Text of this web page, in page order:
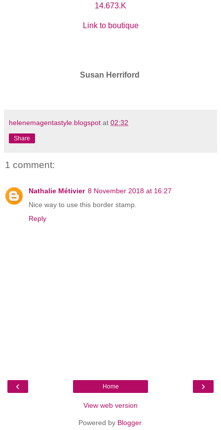
14.673.K
Link to boutique
Susan Herriford
helenemagentastyle.blogspot at 02:32
Share
1 comment:
Nathalie Métivier 8 November 2018 at 16:27
Nice way to use this border stamp.
Reply
‹ ›
Home
View web version
Powered by Blogger.